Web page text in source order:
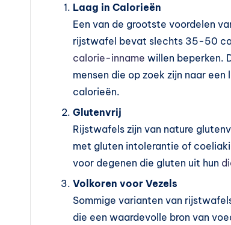
Laag in Calorieën
Een van de grootste voordelen
rijstwafel bevat slechts 35-50
calorie-inname willen beperken.
mensen die op zoek zijn naar
calorieën.
Glutenvrij
Rijstwafels zijn van nature
met gluten intolerantie of
voor degenen die gluten uit hun
Volkoren voor Vezels
Sommige varianten van
die een waardevolle bron van